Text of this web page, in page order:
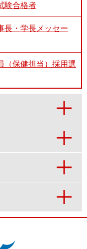
験合格者
長・学長メッセー
（保健担当）採用選